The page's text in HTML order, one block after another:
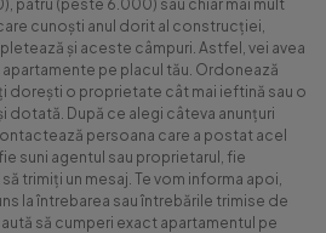
patru (peste 6.000) sau chiar mai mult
cunoști anul dorit al construcției,
și aceste câmpuri. Astfel, vei avea
pe placul tău. Ordonează
dorești o proprietate cât mai ieftină sau o
dotată. După ce alegi câteva anunțuri
persoana care a postat acel
suni agentul sau proprietarul, fie
trimiți un mesaj. Te vom informa apoi,
la întrebarea sau întrebările trimise de
să cumperi exact apartamentul pe